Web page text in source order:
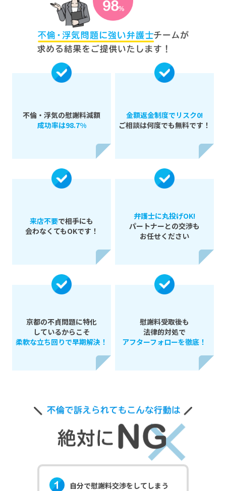
不倫・浮気の慰謝料減額
成功率は98.7%
金額返金制度でリスク0!
ご相談は何度でも無料です！
来店不要で相手にも
会わなくてもOKです！
弁護士に丸投げOK!
パートナーとの交渉も
お任せください
京都の不貞問題に特化
しているからこそ
柔軟な立ち回りで早期解決！
慰謝料受取後も
法律的対処で
アフターフォローを徹底！
自分で慰謝料交渉をしてしまう